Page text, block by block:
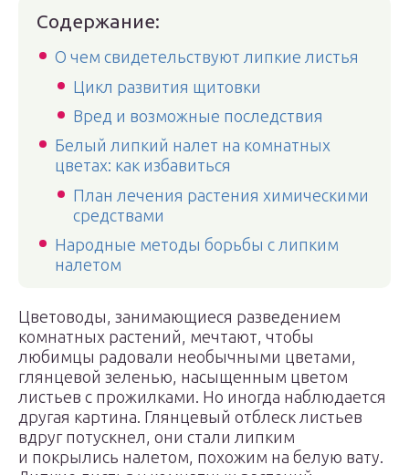
Содержание:
О чем свидетельствуют липкие листья
Цикл развития щитовки
Вред и возможные последствия
Белый липкий налет на комнатных
цветах: как избавиться
План лечения растения химическими
средствами
Народные методы борьбы с липким
налетом
Цветоводы, занимающиеся разведением
комнатных растений, мечтают, чтобы
любимцы радовали необычными цветами,
глянцевой зеленью, насыщенным цветом
листьев с прожилками. Но иногда наблюдается
другая картина. Глянцевый отблеск листьев
вдруг потускнел, они стали липким
и покрылись налетом, похожим на белую вату.